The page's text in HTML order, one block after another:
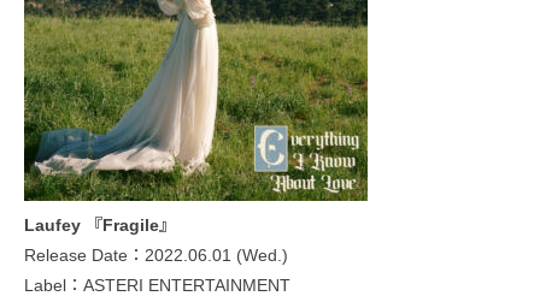
Laufey 『Fragile』
Release Date：2022.06.01 (Wed.)
Label：ASTERI ENTERTAINMENT